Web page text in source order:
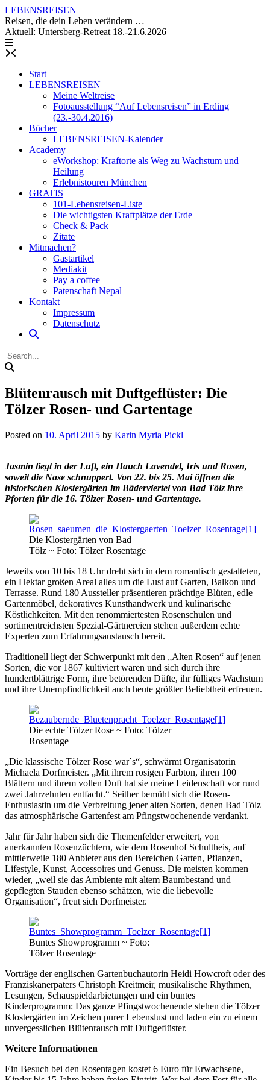
Skip
to
content
LEBENSREISEN
Reisen, die dein Leben verändern …
Aktuell: Untersberg-Retreat 18.-21.6.2026
Start
LEBENSREISEN
Meine Weltreise
Fotoausstellung “Auf Lebensreisen” in Erding
(23.-30.4.2016)
Bücher
LEBENSREISEN-Kalender
Academy
eWorkshop: Kraftorte als Weg zu Wachstum und
Heilung
Erlebnistouren München
GRATIS
101-Lebensreisen-Liste
Die wichtigsten Kraftplätze der Erde
Check & Pack
Zitate
Mitmachen?
Gastartikel
Mediakit
Pay a coffee
Patenschaft Nepal
Kontakt
Impressum
Datenschutz
Blütenrausch mit Duftgeflüster: Die
Tölzer Rosen- und Gartentage
Posted on 10. April 2015 by Karin Myria Pickl
Jasmin liegt in der Luft, ein Hauch Lavendel, Iris und Rosen,
soweit die Nase schnuppert. Von 22. bis 25. Mai öffnen die
historischen Klostergärten im Bäderviertel von Bad Tölz ihre
Pforten für die 16. Tölzer Rosen- und Gartentage.
Die Klostergärten von Bad
Tölz ~ Foto: Tölzer Rosentage
Jeweils von 10 bis 18 Uhr dreht sich in dem romantisch gestalteten,
ein Hektar großen Areal alles um die Lust auf Garten, Balkon und
Terrasse. Rund 180 Aussteller präsentieren prächtige Blüten, edle
Gartenmöbel, dekoratives Kunsthandwerk und kulinarische
Köstlichkeiten. Mit den renommiertesten Rosenschulen und
sortimentreichsten Spezial-Gärtnereien stehen außerdem echte
Experten zum Erfahrungsaustausch bereit.
Traditionell liegt der Schwerpunkt mit den „Alten Rosen“ auf jenen
Sorten, die vor 1867 kultiviert waren und sich durch ihre
hundertblättrige Form, ihre betörenden Düfte, ihr fülliges Wachstum
und ihre Unempfindlichkeit auch heute größter Beliebtheit erfreuen.
Die echte Tölzer Rose ~ Foto: Tölzer
Rosentage
„Die klassische Tölzer Rose war´s“, schwärmt Organisatorin
Michaela Dorfmeister. „Mit ihrem rosigen Farbton, ihren 100
Blättern und ihrem vollen Duft hat sie meine Leidenschaft vor rund
zwei Jahrzehnten entfacht.“ Seither bemüht sich die Rosen-
Enthusiastin um die Verbreitung jener alten Sorten, denen Bad Tölz
das atmosphärische Gartenfest am Pfingstwochenende verdankt.
Jahr für Jahr haben sich die Themenfelder erweitert, von
anerkannten Rosenzüchtern, wie dem Rosenhof Schultheis, auf
mittlerweile 180 Anbieter aus den Bereichen Garten, Pflanzen,
Lifestyle, Kunst, Accessoires und Genuss. Die meisten kommen
wieder, „weil sie das Ambiente mit altem Baumbestand und
gepflegten Stauden ebenso schätzen, wie die liebevolle
Organisation“, freut sich Dorfmeister.
Buntes Showprogramm ~ Foto:
Tölzer Rosentage
Vorträge der englischen Gartenbuchautorin Heidi Howcroft oder des
Franziskanerpaters Christoph Kreitmeir, musikalische Rhythmen,
Lesungen, Schauspieldarbietungen und ein buntes
Kinderprogramm: Das ganze Pfingstwochenende stehen die Tölzer
Klostergärten im Zeichen purer Lebenslust und laden ein zu einem
unvergesslichen Blütenrausch mit Duftgeflüster.
Weitere Informationen
Ein Besuch bei den Rosentagen kostet 6 Euro für Erwachsene,